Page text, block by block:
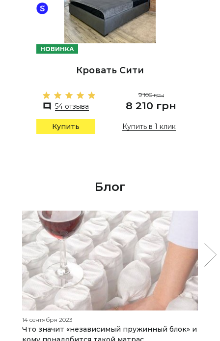
НОВИНКА
Кровать Сити
54 отзыва
9 100 грн
8 210 грн
Купить Купить в 1 клик
Блог
14 сентября 2023
Что значит «независимый пружинный блок» и